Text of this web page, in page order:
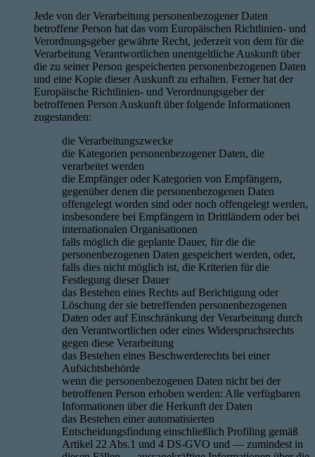
Jede von der Verarbeitung personenbezogener Daten
betroffene Person hat das vom Europäischen Richtlinien- und
Verordnungsgeber gewährte Recht, jederzeit von dem für die
Verarbeitung Verantwortlichen unentgeltliche Auskunft über
die zu seiner Person gespeicherten personenbezogenen Daten
und eine Kopie dieser Auskunft zu erhalten. Ferner hat der
Europäische Richtlinien- und Verordnungsgeber der
betroffenen Person Auskunft über folgende Informationen
zugestanden:
die Verarbeitungszwecke
die Kategorien personenbezogener Daten, die
verarbeitet werden
die Empfänger oder Kategorien von Empfängern,
gegenüber denen die personenbezogenen Daten
offengelegt worden sind oder noch offengelegt werden,
insbesondere bei Empfängern in Drittländern oder bei
internationalen Organisationen
falls möglich die geplante Dauer, für die die
personenbezogenen Daten gespeichert werden, oder,
falls dies nicht möglich ist, die Kriterien für die
Festlegung dieser Dauer
das Bestehen eines Rechts auf Berichtigung oder
Löschung der sie betreffenden personenbezogenen
Daten oder auf Einschränkung der Verarbeitung durch
den Verantwortlichen oder eines Widerspruchsrechts
gegen diese Verarbeitung
das Bestehen eines Beschwerderechts bei einer
Aufsichtsbehörde
wenn die personenbezogenen Daten nicht bei der
betroffenen Person erhoben werden: Alle verfügbaren
Informationen über die Herkunft der Daten
das Bestehen einer automatisierten
Entscheidungsfindung einschließlich Profiling gemäß
Artikel 22 Abs.1 und 4 DS-GVO und — zumindest in